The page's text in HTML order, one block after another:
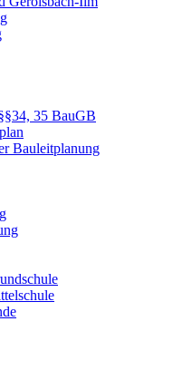
35 BauGB
Bauleitplanung